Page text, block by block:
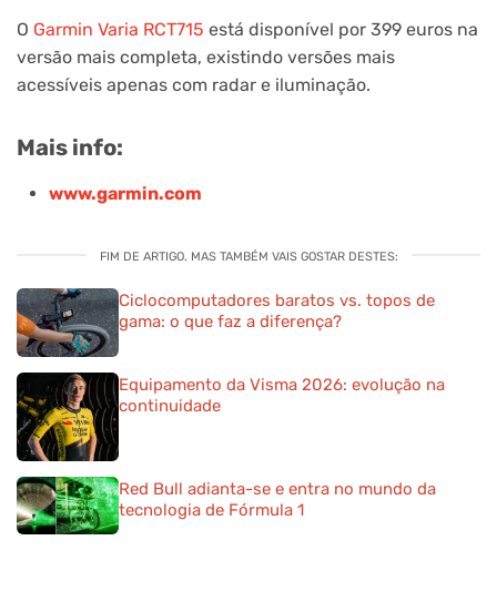
O Garmin Varia RCT715 está disponível por 399 euros na
versão mais completa, existindo versões mais
acessíveis apenas com radar e iluminação.
Mais info:
www.garmin.com
FIM DE ARTIGO. MAS TAMBÉM VAIS GOSTAR DESTES:
Ciclocomputadores baratos vs. topos de
gama: o que faz a diferença?
Equipamento da Visma 2026: evolução na
continuidade
Red Bull adianta-se e entra no mundo da
tecnologia de Fórmula 1